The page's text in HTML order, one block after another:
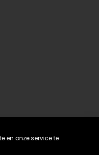
en onze service te